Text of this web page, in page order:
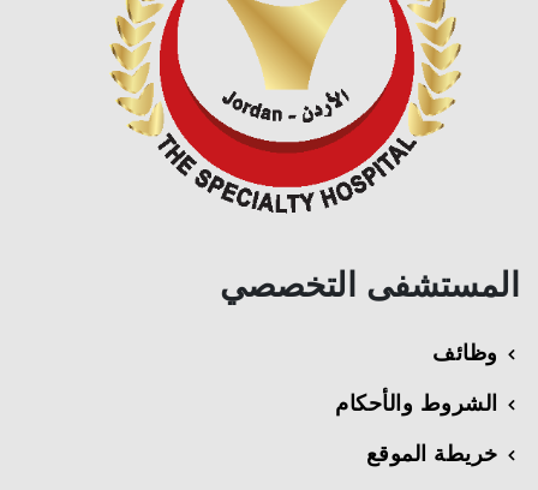
المستشفى التخصصي
وظائف
الشروط والأحكام
خريطة الموقع